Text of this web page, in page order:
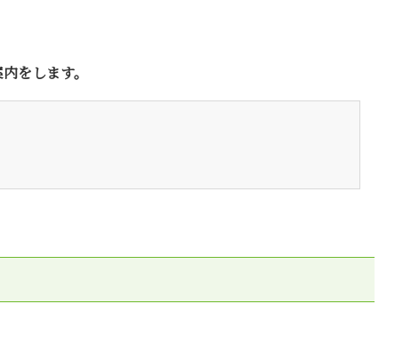
をします。